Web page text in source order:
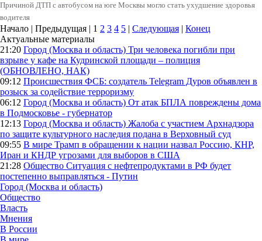
Причиной ДТП с автобусом на юге Москвы могло стать ухудшение здоровья
водителя
Начало | Предыдущая | 1 2 3 4 5 | Следующая | Конец
Актуальные материалы
21:20 Город (Москва и область) Три человека погибли при
взрыве у кафе на Кудринской площади – полиция
(ОБНОВЛЕНО, НАК)
09:12 Происшествия ФСБ: создатель Telegram Дуров объявлен в
розыск за содействие терроризму
06:12 Город (Москва и область) От атак БПЛА повреждены дома
в Подмосковье - губернатор
12:13 Город (Москва и область) Жалоба с участием Архнадзора
по защите культурного наследия подана в Верховный суд
09:55 В мире Трамп в обращении к нации назвал Россию, КНР,
Иран и КНДР угрозами для выборов в США
21:28 Общество Ситуация с нефтепродуктами в РФ будет
постепенно выправляться - Путин
Город (Москва и область)
Общество
Власть
Мнения
В России